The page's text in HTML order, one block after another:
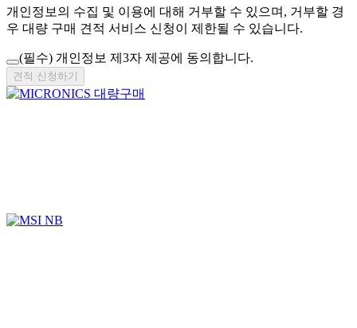
개인정보의 수집 및 이용에 대해 거부할 수 있으며, 거부할 경
우 대량 구매 견적 서비스 신청이 제한될 수 있습니다.
(필수) 개인정보 제3자 제공에 동의합니다.
견적 신청하기